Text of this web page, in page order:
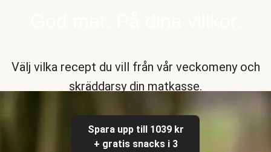
Välj vilka recept du vill från vår veckomeny och
skräddarsy din matkasse.
Spara upp till 1039 kr
+ gratis snacks i 3